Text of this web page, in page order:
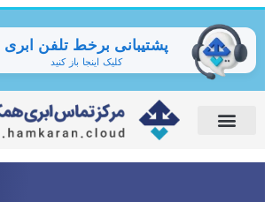
پشتیبانی برخط تلفن ابری
کلیک اینجا باز کنید